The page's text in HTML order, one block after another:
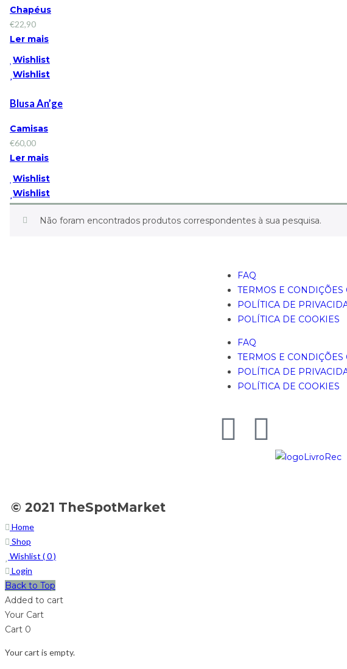
Chapéus
€22,90
Ler mais
Wishlist
Wishlist
Blusa An’ge
Camisas
€60,00
Ler mais
Wishlist
Wishlist
Não foram encontrados produtos correspondentes à sua pesquisa.
FAQ
TERMOS E CONDIÇÕES
POLÍTICA DE
POLÍTICA DE COOKIES
FAQ
TERMOS E CONDIÇÕES
POLÍTICA DE
POLÍTICA DE COOKIES
© 2021 TheSpotMarket
Home
Shop
Wishlist (0)
Login
Back to Top
Added to cart
Your Cart
Cart 0
Your cart is empty.